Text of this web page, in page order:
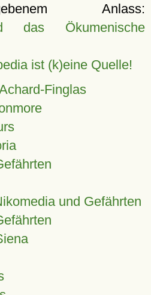
Anlass:
das Ökumenische
ist (k)eine Quelle!
Finglas
und Gefährten